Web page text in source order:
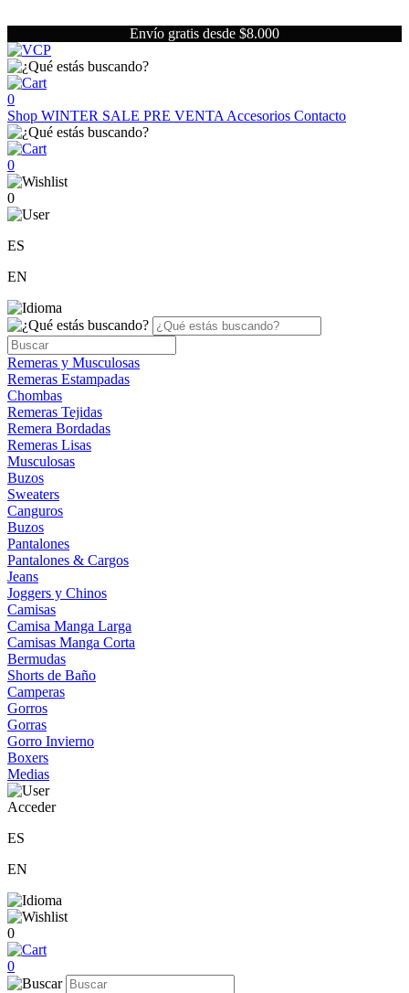
Envío gratis desde $8.000
0
Shop WINTER SALE PRE VENTA Accesorios Contacto
0
0
ES
EN
Remeras y Musculosas
Remeras Estampadas
Chombas
Remeras Tejidas
Remera Bordadas
Remeras Lisas
Musculosas
Buzos
Sweaters
Canguros
Buzos
Pantalones
Pantalones & Cargos
Jeans
Joggers y Chinos
Camisas
Camisa Manga Larga
Camisas Manga Corta
Bermudas
Shorts de Baño
Camperas
Gorros
Gorras
Gorro Invierno
Boxers
Medias
Acceder
ES
EN
0
0